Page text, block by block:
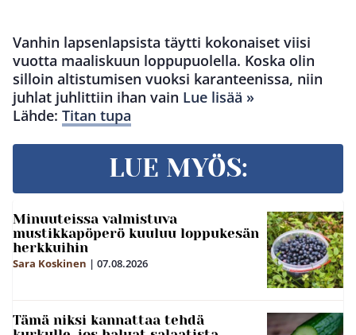
Vanhin lapsenlapsista täytti kokonaiset viisi
vuotta maaliskuun loppupuolella. Koska olin
silloin altistumisen vuoksi karanteenissa, niin
juhlat juhlittiin ihan vain Lue lisää »
Lähde: Titan tupa
LUE MYÖS:
Minuuteissa valmistuva
mustikkapöperö kuuluu loppukesän
herkkuihin
Sara Koskinen | 07.08.2026
Tämä niksi kannattaa tehdä